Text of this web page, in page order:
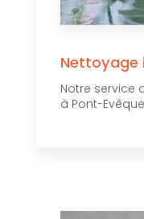
Nettoyage
Notre service
à Pont-